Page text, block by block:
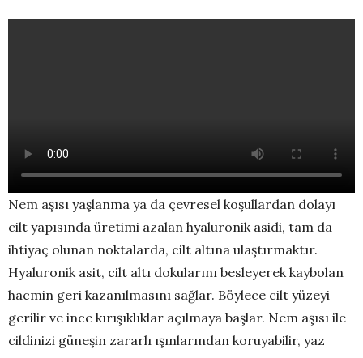
Nem aşısı yaşlanma ya da çevresel koşullardan dolayı
cilt yapısında üretimi azalan hyaluronik asidi, tam da
ihtiyaç olunan noktalarda, cilt altına ulaştırmaktır.
Hyaluronik asit, cilt altı dokularını besleyerek kaybolan
hacmin geri kazanılmasını sağlar. Böylece cilt yüzeyi
gerilir ve ince kırışıklıklar açılmaya başlar. Nem aşısı ile
cildinizi güneşin zararlı ışınlarından koruyabilir, yaz